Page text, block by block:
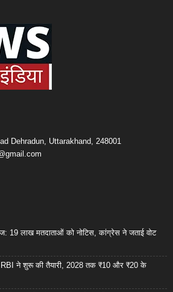
Dehradun, Uttarakhand, 248001
19 लाख मतदाताओं को नोटिस, कांग्रेस ने जताई वोट
RBI ने शुरू की तैयारी, 2028 तक ₹10 और ₹20 के